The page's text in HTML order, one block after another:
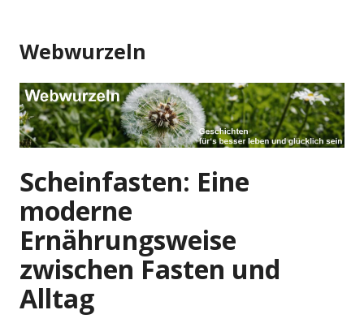
springen
Webwurzeln
Scheinfasten: Eine
moderne
Ernährungsweise
zwischen Fasten und
Alltag